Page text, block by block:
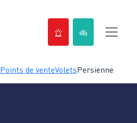
Points de venteVoletsPersienne